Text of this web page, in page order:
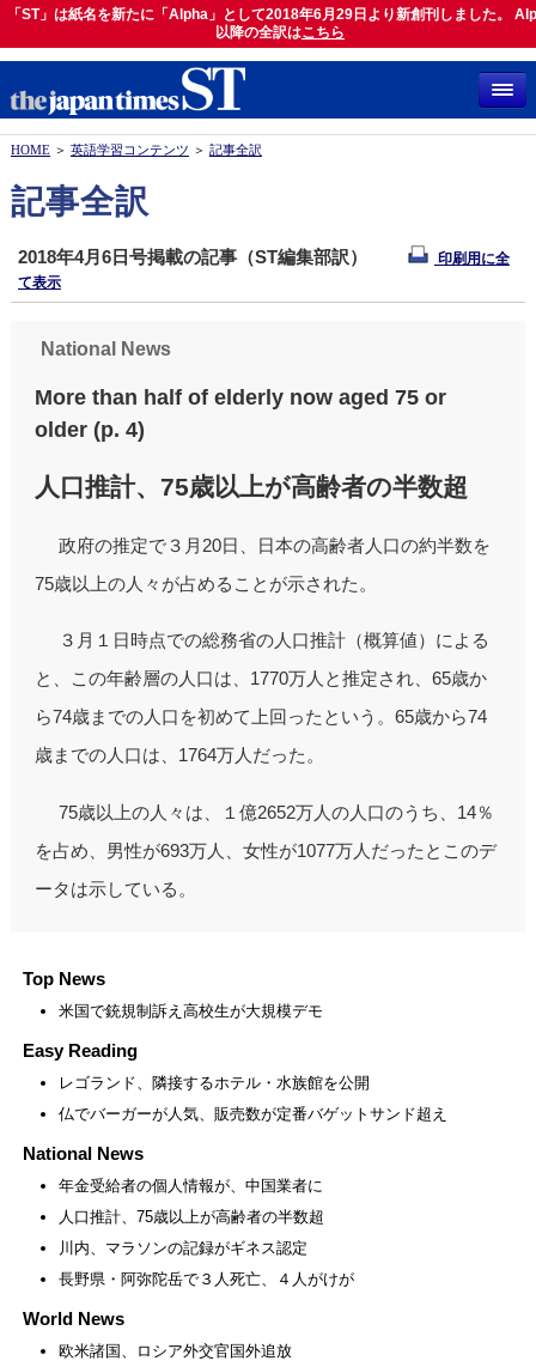
「ST」は紙名を新たに「Alpha」として2018年6月29日より新創刊しました。
以降の全訳はこちら
「ST」は紙名を新たに「Alpha」として2018年6月29日より新創刊しました。
以降の全訳はこちら
HOME＞ 英語学習コンテンツ ＞ 記事全訳
記事全訳
2018年4月6日号掲載の記事（ST編集部訳）
印刷用に全
て表示
National News
More than half of elderly now aged 75 or
older (p. 4)
人口推計、75歳以上が高齢者の半数超
政府の推定で３月20日、日本の高齢者人口の約半数を
75歳以上の人々が占めることが示された。
３月１日時点での総務省の人口推計（概算値）による
と、この年齢層の人口は、1770万人と推定され、65歳か
ら74歳までの人口を初めて上回ったという。65歳から74
歳までの人口は、1764万人だった。
75歳以上の人々は、１億2652万人の人口のうち、14％
を占め、男性が693万人、女性が1077万人だったとこのデ
ータは示している。
Top News
米国で銃規制訴え高校生が大規模デモ
Easy Reading
レゴランド、隣接するホテル・水族館を公開
仏でバーガーが人気、販売数が定番バゲットサンド超え
National News
年金受給者の個人情報が、中国業者に
人口推計、75歳以上が高齢者の半数超
川内、マラソンの記録がギネス認定
長野県・阿弥陀岳で３人死亡、４人がけが
World News
欧米諸国、ロシア外交官国外追放